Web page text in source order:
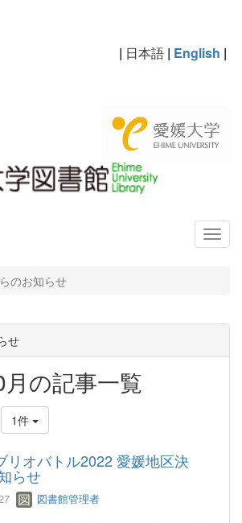
| 日本語 | English |
のお知らせ
せ
の記事一覧
1件
リオバトル2022 愛媛地区決
らせ
図書館管理者